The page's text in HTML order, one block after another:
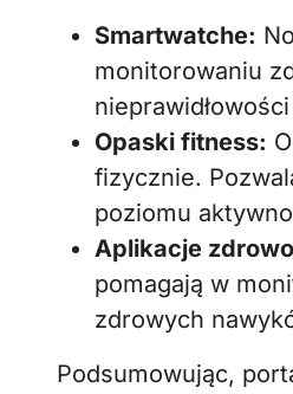
Smartwatche:
monitorowaniu
Opaski fitness:
fizycznie.
poziomu
Aplikacje
pomagają w
zdrowych
Podsumowując,